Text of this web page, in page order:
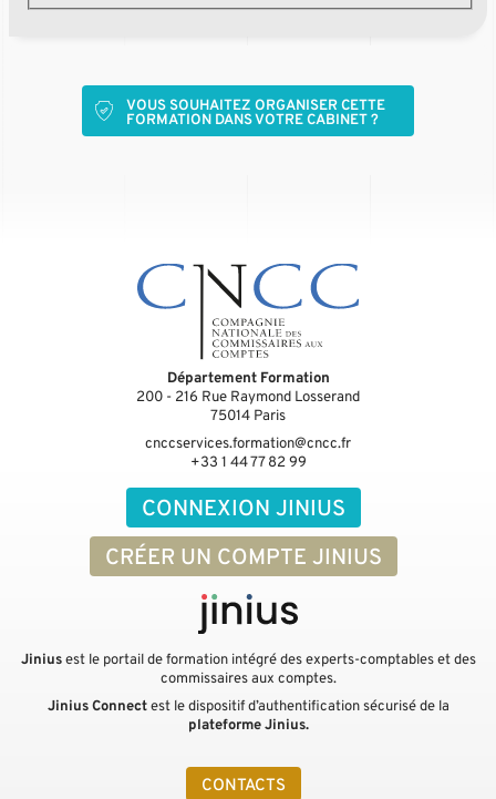
VOUS SOUHAITEZ ORGANISER CETTE
FORMATION DANS VOTRE CABINET ?
CONNEXION JINIUS
CRÉER UN COMPTE JINIUS
CONTACTS
Département Formation
200 - 216 Rue Raymond Losserand
75014 Paris
cnccservices.formation@cncc.fr
+33 1 44 77 82 99
Jiniusest le portail de formation intégré des experts-comptables et des
commissaires aux comptes.
Jinius Connectest le dispositif d’authentification sécurisé de la
plateforme Jinius.